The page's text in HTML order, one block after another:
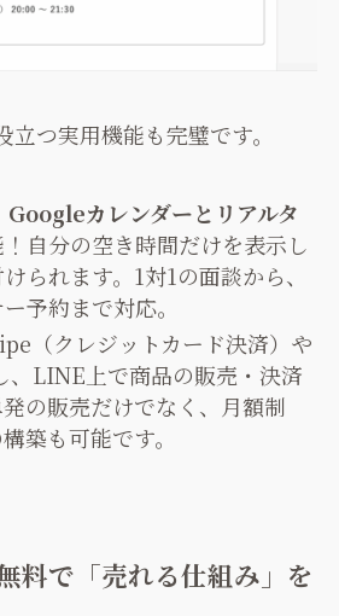
立つ実用機能も完璧です。
Googleカレンダーとリアルタ
自分の空き時間だけを表示し
られます。1対1の面談から、
予約まで対応。
（クレジットカード決済）や
、LINE上で商品の販売・決済
の販売だけでなく、月額制
築も可能です。
料で「売れる仕組み」を